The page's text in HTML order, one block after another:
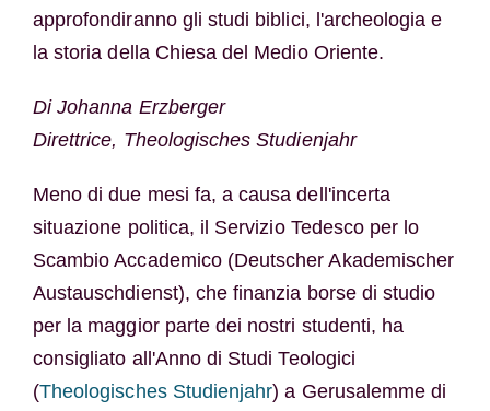
approfondiranno gli studi biblici, l'archeologia e
la storia della Chiesa del Medio Oriente.
Di Johanna Erzberger
Direttrice, Theologisches Studienjahr
Meno di due mesi fa, a causa dell'incerta
situazione politica, il Servizio Tedesco per lo
Scambio Accademico (Deutscher Akademischer
Austauschdienst), che finanzia borse di studio
per la maggior parte dei nostri studenti, ha
consigliato all'Anno di Studi Teologici
(Theologisches Studienjahr) a Gerusalemme di